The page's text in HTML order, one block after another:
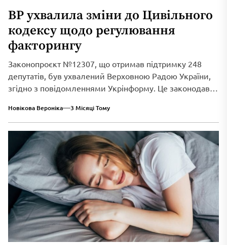
ВР ухвалила зміни до Цивільного
кодексу щодо регулювання
факторингу
Законопроєкт №12307, що отримав підтримку 248
депутатів, був ухвалений Верховною Радою України,
згідно з повідомленнями Укрінформу. Це законодавче
Новікова Вероніка 3 Місяці Тому